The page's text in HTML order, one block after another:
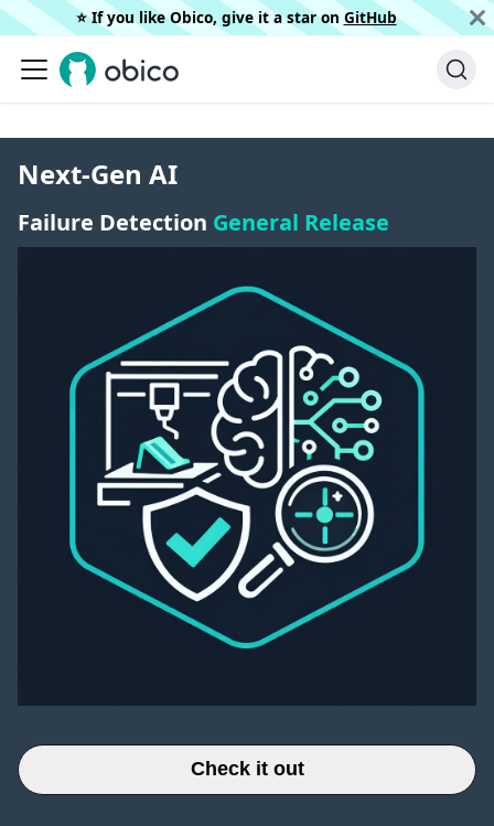
⭐️ If you like Obico, give it a star on GitHub
Next-Gen AI
Failure Detection General Release
Check it out